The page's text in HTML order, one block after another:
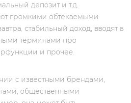
депозит и т.д.
громкими обтекаемыми
стабильный доход, вводят в
терминами про
и прочее.
с известными брендами,
общественными